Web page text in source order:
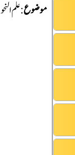
موضوع:علم النحو